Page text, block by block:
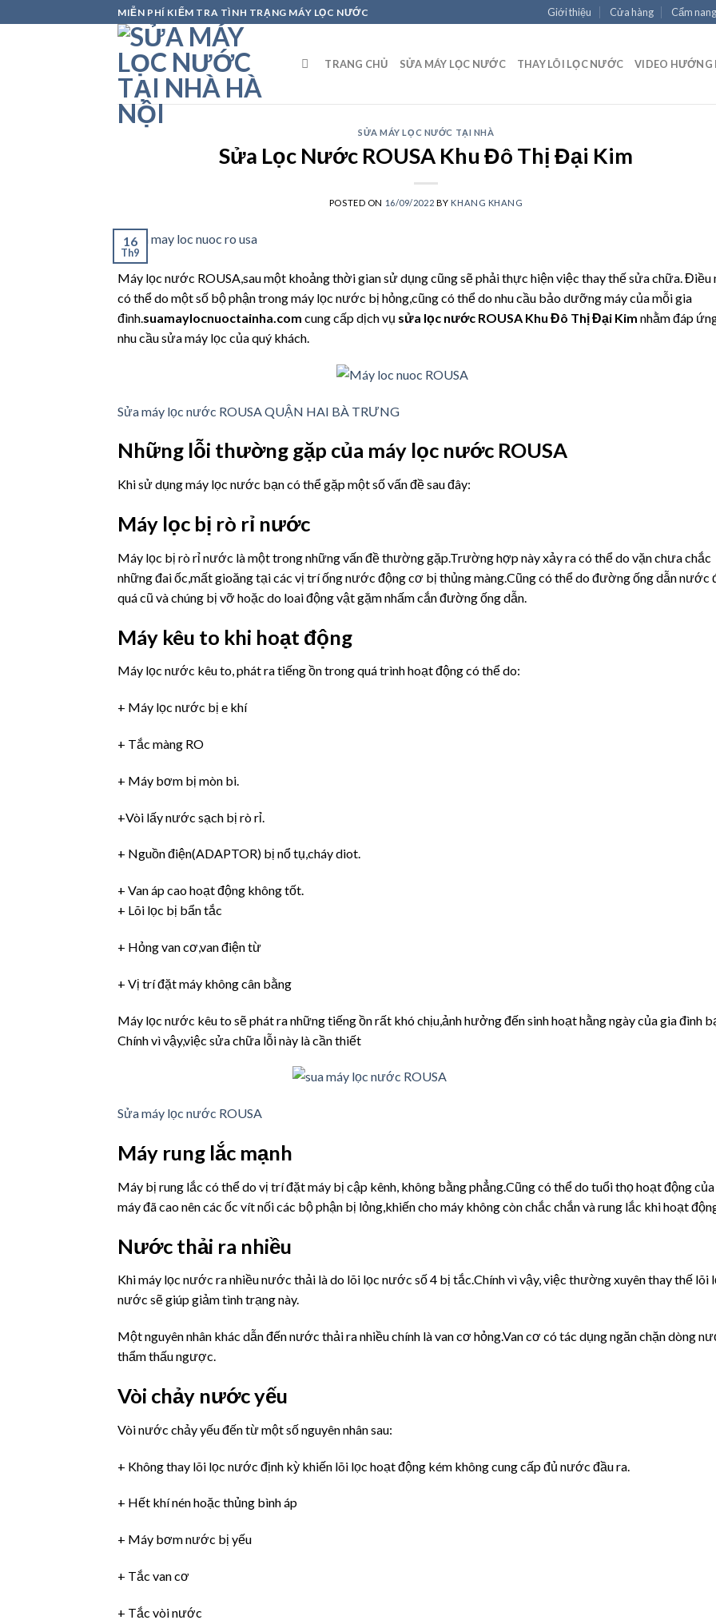
to
MIỄN PHÍ KIỂM TRA TÌNH TRẠNG MÁY LỌC NƯỚC Giới thiệu Cửa hàng Cẩm
TRANG CHỦ SỬA MÁY LỌC NƯỚC THAY LÕI LỌC NƯỚC VIDEO HƯỚNG
SỬA MÁY LỌC NƯỚC TẠI NHÀ
Sửa Lọc Nước ROUSA Khu Đô Thị Đại Kim
POSTED ON 16/09/2022 BY KHANG KHANG
16
Th9
Máy lọc nước ROUSA,sau một khoảng thời gian sử dụng cũng sẽ phải thực hiện việc thay thế sửa chữa. Điều
có thể do một số bộ phận trong máy lọc nước bị hỏng,cũng có thể do nhu cầu bảo dưỡng máy của mỗi gia
đình.suamaylocnuoctainha.com cung cấp dịch vụ sửa lọc nước ROUSA Khu Đô Thị Đại Kim nhằm đáp
nhu cầu sửa máy lọc của quý khách.
Sửa máy lọc nước ROUSA QUẬN HAI BÀ TRƯNG
Những lỗi thường gặp của máy lọc nước ROUSA
Khi sử dụng máy lọc nước bạn có thể gặp một số vấn đề sau đây:
Máy lọc bị rò rỉ nước
Máy lọc bị rò rỉ nước là một trong những vấn đề thường gặp.Trường hợp này xảy ra có thể do vặn chưa chắc
những đai ốc,mất gioăng tại các vị trí ống nước động cơ bị thủng màng.Cũng có thể do đường ống dẫn nước
quá cũ và chúng bị vỡ hoặc do loai động vật gặm nhấm cắn đường ống dẫn.
Máy kêu to khi hoạt động
Máy lọc nước kêu to, phát ra tiếng ồn trong quá trình hoạt động có thể do:
+ Máy lọc nước bị e khí
+ Tắc màng RO
+ Máy bơm bị mòn bi.
+Vòi lấy nước sạch bị rò rỉ.
+ Nguồn điện(ADAPTOR) bị nổ tụ,cháy diot.
+ Van áp cao hoạt động không tốt.
+ Lõi lọc bị bẩn tắc
+ Hỏng van cơ,van điện từ
+ Vị trí đặt máy không cân bằng
Máy lọc nước kêu to sẽ phát ra những tiếng ồn rất khó chịu,ảnh hưởng đến sinh hoạt hằng ngày của gia đình
Chính vì vậy,việc sửa chữa lỗi này là cần thiết
Sửa máy lọc nước ROUSA
Máy rung lắc mạnh
Máy bị rung lắc có thể do vị trí đặt máy bị cập kênh, không bằng phẳng.Cũng có thể do tuổi thọ hoạt động của
máy đã cao nên các ốc vít nối các bộ phận bị lỏng,khiến cho máy không còn chắc chắn và rung lắc khi hoạt
Nước thải ra nhiều
Khi máy lọc nước ra nhiều nước thải là do lõi lọc nước số 4 bị tắc.Chính vì vậy, việc thường xuyên thay thế lõi
nước sẽ giúp giảm tình trạng này.
Một nguyên nhân khác dẫn đến nước thải ra nhiều chính là van cơ hỏng.Van cơ có tác dụng ngăn chặn dòng
thẩm thấu ngược.
Vòi chảy nước yếu
Vòi nước chảy yếu đến từ một số nguyên nhân sau:
+ Không thay lõi lọc nước định kỳ khiến lõi lọc hoạt động kém không cung cấp đủ nước đầu ra.
+ Hết khí nén hoặc thủng bình áp
+ Máy bơm nước bị yếu
+ Tắc van cơ
+ Tắc vòi nước